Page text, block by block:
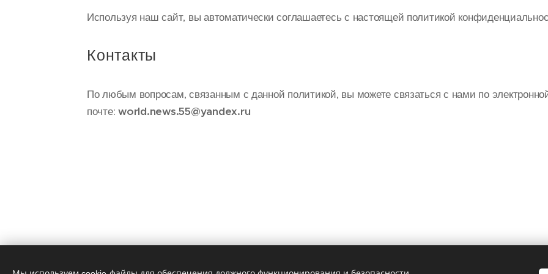
Используя наш сайт, вы автоматически соглашаетесь с настоящей политикой
Контакты
По любым вопросам, связанным с данной политикой, вы можете связаться с нами по
почте:world.news.55@yandex.ru